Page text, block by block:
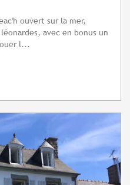
ouvert sur la mer,
avec en bonus un
l...